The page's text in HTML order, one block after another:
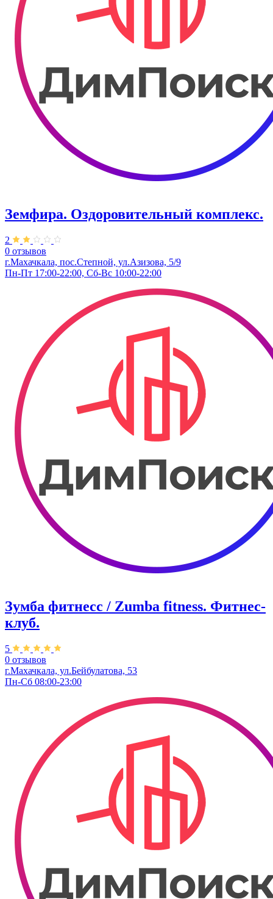
Земфира. ​Оздоровительный комплекс.
2
0 отзывов
г.Махачкала, пос.Степной, ул.Азизова, 5/9
Пн-Пт 17:00-22:00, Сб-Вс 10:00-22:00
Зумба фитнесс / Zumba fitness. Фитнес-
клуб.
5
0 отзывов
г.Махачкала, ул.Бейбулатова, 53
Пн-Сб 08:00-23:00